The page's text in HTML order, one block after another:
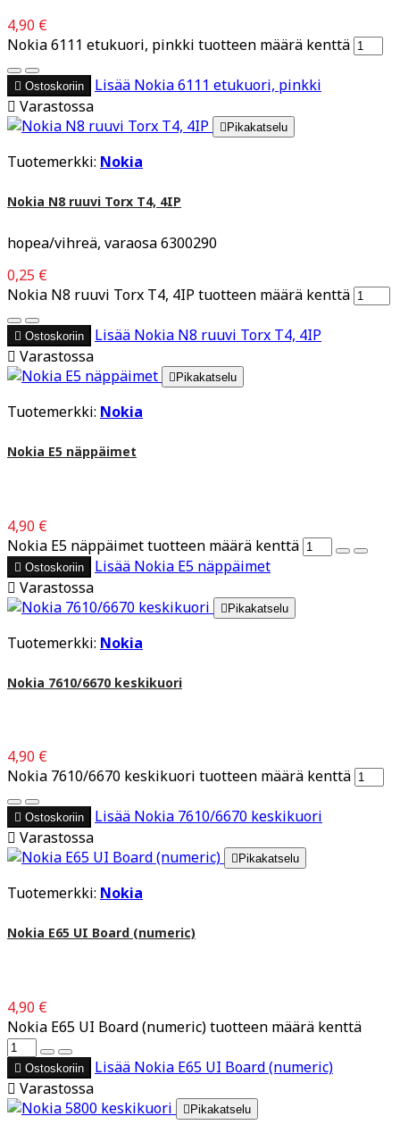
4,90 €
Nokia 6111 etukuori, pinkki tuotteen määrä kenttä
 Ostoskoriin Lisää Nokia 6111 etukuori, pinkki
 Varastossa
 Pikakatselu
Tuotemerkki: Nokia
Nokia N8 ruuvi Torx T4, 4IP
hopea/vihreä, varaosa 6300290
0,25 €
Nokia N8 ruuvi Torx T4, 4IP tuotteen määrä kenttä
 Ostoskoriin Lisää Nokia N8 ruuvi Torx T4, 4IP
 Varastossa
 Pikakatselu
Tuotemerkki: Nokia
Nokia E5 näppäimet
4,90 €
Nokia E5 näppäimet tuotteen määrä kenttä
 Ostoskoriin Lisää Nokia E5 näppäimet
 Varastossa
 Pikakatselu
Tuotemerkki: Nokia
Nokia 7610/6670 keskikuori
4,90 €
Nokia 7610/6670 keskikuori tuotteen määrä kenttä
 Ostoskoriin Lisää Nokia 7610/6670 keskikuori
 Varastossa
 Pikakatselu
Tuotemerkki: Nokia
Nokia E65 UI Board (numeric)
4,90 €
Nokia E65 UI Board (numeric) tuotteen määrä kenttä
 Ostoskoriin Lisää Nokia E65 UI Board (numeric)
 Varastossa
 Pikakatselu